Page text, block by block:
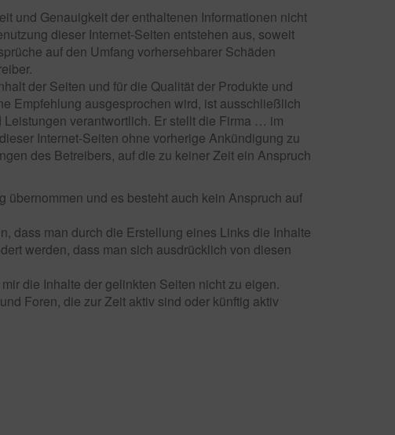
und Genauigkeit der enthaltenen Informationen nicht
dieser Internet-Seiten entstehen aus, soweit
auf den Umfang vorhersehbarer Schäden
der Seiten und für die Qualität der Produkte und
Empfehlung ausgesprochen wird, ist ausschließlich
verantwortlich. Er stellt die Firma … im
Internet-Seiten ohne vorherige Ankündigung zu
des Betreibers, auf die zu keiner Zeit ein Anspruch
und es besteht auch kein Anspruch auf
dass man durch die Erstellung eines Links die Inhalte
werden, dass man sich ausdrücklich von diesen
die Inhalte der gelinkten Seiten nicht zu eigen.
Foren, die zur Zeit aktiv sind oder künftig aktiv